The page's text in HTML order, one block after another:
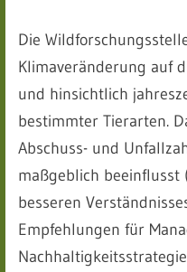
Die
Klimaveränderung auf
und hinsichtlich
bestimmter Tierarten.
Abschuss- und
maßgeblich beeinflusst
besseren
Empfehlungen für